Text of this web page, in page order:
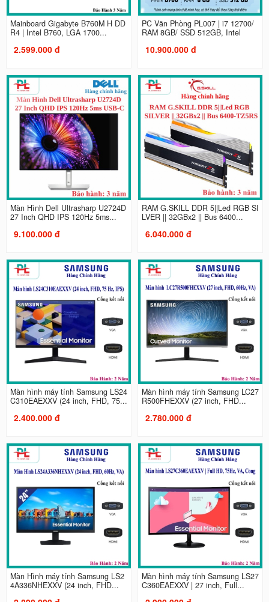
Mainboard Gigabyte B760M H DD
R4 | Intel B760, LGA 1700...
2.599.000 đ
PC Văn Phòng PL007 | i7 12700/
RAM 8GB/ SSD 512GB, Intel
10.900.000 đ
Màn Hình Dell Ultrasharp U2724D
27 Inch QHD IPS 120Hz 5ms...
9.100.000 đ
RAM G.SKILL DDR 5||Led RGB SI
LVER || 32GBx2 || Bus 6400...
6.040.000 đ
Màn hình máy tính Samsung LS24
C310EAEXXV (24 inch, FHD, 75...
2.400.000 đ
Màn hình máy tính Samsung LC27
R500FHEXXV (27 inch, FHD...
2.780.000 đ
Màn Hình máy tính Samsung LS2
4A336NHEXXV (24 inch, FHD...
Màn hình máy tính Samsung LS27
C360EAEXXV | 27 inch, Full...